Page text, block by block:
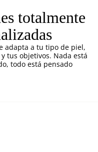
totalmente
adapta a tu tipo de piel,
tus objetivos. Nada está
todo está pensado